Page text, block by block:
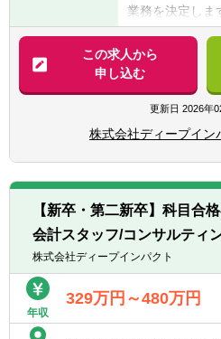
■既存顧客の管
す。既存顧客と
努め、顕在・潜
のシェア拡大を
ない新規優良顧
す。
【歓迎経験・ス
■税理士の資格
積みたい方
■税務会計の知
ら、さらに公認
▽以下いずれか
■税理士法人や
上
≪こんな方にピ
■情報感度の高い
■IPOコンサル
クライアントの
方
業務を決定しま
■経理支援業務
ビュー等）
■税理士補助業
の他申請届け出
■公認会計士補
等） など
■決算・開示支
■内部統制構築
■IFRS導入支援
■IPO支援業務
■M＆A関連業務
バリュエーショ
■新人メンバー
ー育成等など
この求人から
申し込む
更新日 2026年
株式会社ディープイン
【新卒・第二新卒】科目合
会計スタッフ/コンサルティ
株式会社ディープインパクト
年収
329万円～480万円